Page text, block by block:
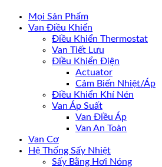
Mọi Sản Phẩm
Van Điều Khiển
Điều Khiển Thermostat
Van Tiết Lưu
Điều Khiển Điện
Actuator
Cảm Biến Nhiệt/Áp
Điều Khiển Khí Nén
Van Áp Suất
Van Điều Áp
Van An Toàn
Van Cơ
Hệ Thống Sấy Nhiệt
Sấy Bằng Hơi Nóng